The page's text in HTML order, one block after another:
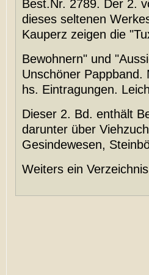
Best.Nr. 2789. Der 2.
dieses seltenen
Kauperz zeigen die
Bewohnern" und
Unschöner
hs. Eintragungen.
Dieser 2. Bd. enthält
darunter über
Gesindewesen,
Weiters ein